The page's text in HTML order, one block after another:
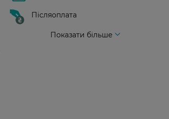
Післяоплата
Показати більше